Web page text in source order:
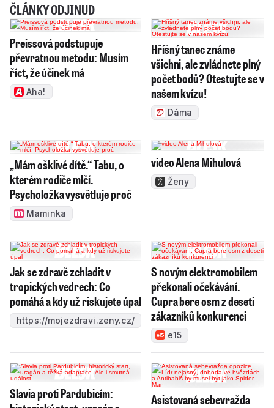
ČLÁNKY ODJINUD
Preissová podstupuje
převratnou metodu: Musím
říct, že účinek má
Aha!
Hříšný tanec známe
všichni, ale zvládnete plný
počet bodů? Otestujte se v
našem kvízu!
Dáma
„Mám ošklivé dítě.“ Tabu, o
kterém rodiče mlčí.
Psycholožka vysvětluje proč
Maminka
video Alena Mihulová
Ženy
Jak se zdravě zchladit v
tropických vedrech: Co
pomáhá a kdy už riskujete úpal
https://mojezdravi.zeny.cz/
S novým elektromobilem
překonali očekávání.
Cupra bere osm z deseti
zákazníků konkurenci
e15
Slavia proti Pardubicím:
Asistovaná sebevražda